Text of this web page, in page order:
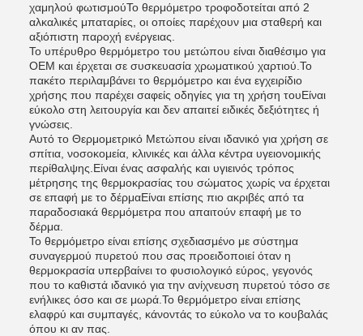
χαμηλού φωτισμούΤο θερμόμετρο τροφοδοτείται από 2
αλκαλικές μπαταρίες, οι οποίες παρέχουν μια σταθερή και
αξιόπιστη παροχή ενέργειας.
Το υπέρυθρο θερμόμετρο του μετώπου είναι διαθέσιμο για
OEM και έρχεται σε συσκευασία χρωματικού χαρτιού.Το
πακέτο περιλαμβάνει το θερμόμετρο και ένα εγχειρίδιο
χρήσης που παρέχει σαφείς οδηγίες για τη χρήση τουΕίναι
εύκολο στη λειτουργία και δεν απαιτεί ειδικές δεξιότητες ή
γνώσεις.
Αυτό το Θερμομετρικό Μετώπου είναι ιδανικό για χρήση σε
σπίτια, νοσοκομεία, κλινικές και άλλα κέντρα υγειονομικής
περίθαλψης.Είναι ένας ασφαλής και υγιεινός τρόπος
μέτρησης της θερμοκρασίας του σώματος χωρίς να έρχεται
σε επαφή με το δέρμαΕίναι επίσης πιο ακριβές από τα
παραδοσιακά θερμόμετρα που απαιτούν επαφή με το
δέρμα.
Το θερμόμετρο είναι επίσης σχεδιασμένο με σύστημα
συναγερμού πυρετού που σας προειδοποιεί όταν η
θερμοκρασία υπερβαίνει το φυσιολογικό εύρος, γεγονός
που το καθιστά ιδανικό για την ανίχνευση πυρετού τόσο σε
ενήλικες όσο και σε μωρά.Το θερμόμετρο είναι επίσης
ελαφρύ και συμπαγές, κάνοντάς το εύκολο να το κουβαλάς
όπου κι αν πας.